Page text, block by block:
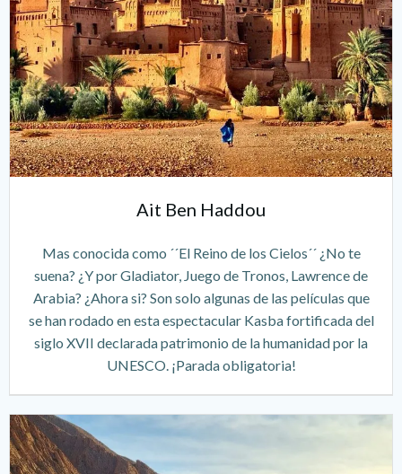
Ait Ben Haddou
Mas conocida como ´´El Reino de los Cielos´´ ¿No te
suena? ¿Y por Gladiator, Juego de Tronos, Lawrence de
Arabia? ¿Ahora si? Son solo algunas de las películas que
se han rodado en esta espectacular Kasba fortificada del
siglo XVII declarada patrimonio de la humanidad por la
UNESCO. ¡Parada obligatoria!